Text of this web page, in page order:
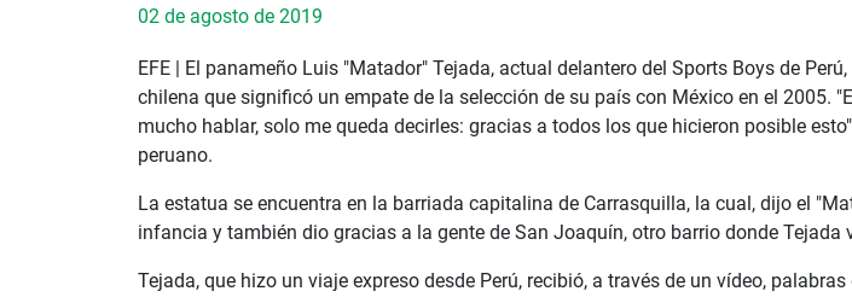
02 de agosto de 2019
EFE | El panameño Luis "Matador" Tejada, actual delantero del Sports Boys de
chilena que significó un empate de la selección de su país con México en el 2005.
mucho hablar, solo me queda decirles: gracias a todos los que hicieron posible
peruano.
La estatua se encuentra en la barriada capitalina de Carrasquilla, la cual, dijo el
infancia y también dio gracias a la gente de San Joaquín, otro barrio donde Tejada
Tejada, que hizo un viaje expreso desde Perú, recibió, a través de un vídeo,